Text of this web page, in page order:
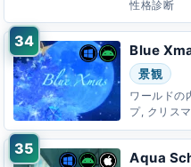
性格診断
Blue
景観
ワールドの
プ, クリス
Aqua